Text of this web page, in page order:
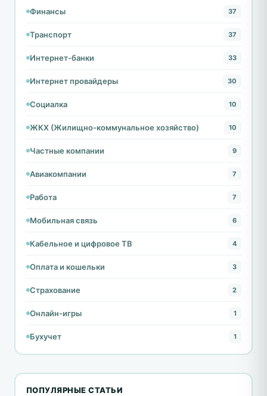
Финансы 37
Транспорт 37
Интернет-банки 33
Интернет провайдеры 30
Социалка 10
ЖКХ (Жилищно-коммунальное хозяйство) 10
Частные компании 9
Авиакомпании 7
Работа 7
Мобильная связь 6
Кабельное и цифровое ТВ 4
Оплата и кошельки 3
Страхование 2
Онлайн-игры 1
Бухучет 1
ПОПУЛЯРНЫЕ СТАТЬИ